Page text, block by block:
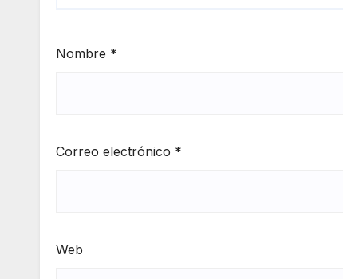
Nombre *
Correo electrónico *
Web